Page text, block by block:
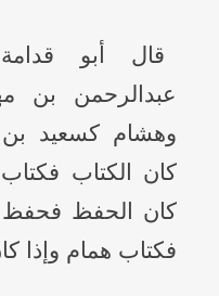
قال أبو
عبدالرحمن بن
وهشام كسعيد بن
كان الكتاب
كان الحفظ فحفظ
فكتاب همام وإذا